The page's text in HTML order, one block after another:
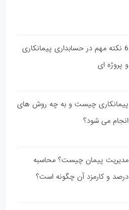
6 نکته مهم در حسابداری پیمانکاری
و پروژه ای
پیمانکاری چیست و به چه روش های
انجام می شود؟
مدیریت پیمان چیست؟ محاسبه
درصد و کارمزد آن چگونه است؟